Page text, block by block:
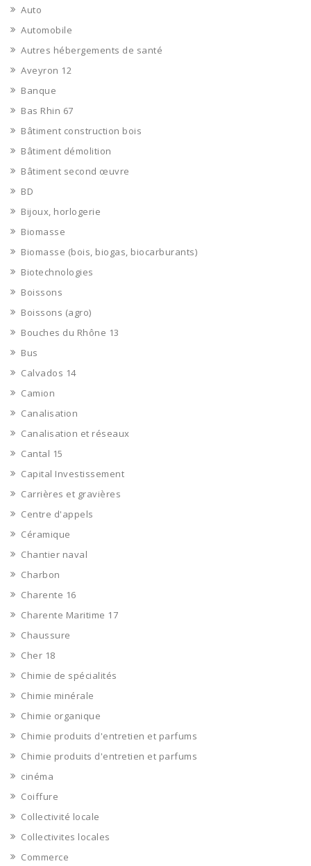
Auto
Automobile
Autres hébergements de santé
Aveyron 12
Banque
Bas Rhin 67
Bâtiment construction bois
Bâtiment démolition
Bâtiment second œuvre
BD
Bijoux, horlogerie
Biomasse
Biomasse (bois, biogas, biocarburants)
Biotechnologies
Boissons
Boissons (agro)
Bouches du Rhône 13
Bus
Calvados 14
Camion
Canalisation
Canalisation et réseaux
Cantal 15
Capital Investissement
Carrières et gravières
Centre d'appels
Céramique
Chantier naval
Charbon
Charente 16
Charente Maritime 17
Chaussure
Cher 18
Chimie de spécialités
Chimie minérale
Chimie organique
Chimie produits d'entretien et parfums
Chimie produits d'entretien et parfums
cinéma
Coiffure
Collectivité locale
Collectivites locales
Commerce